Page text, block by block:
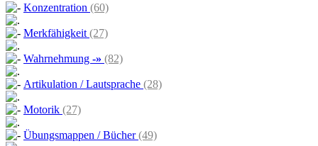
Konzentration (60)
Merkfähigkeit (27)
Wahrnehmung -» (82)
Artikulation / Lautsprache (28)
Motorik (27)
Übungsmappen / Bücher(49)